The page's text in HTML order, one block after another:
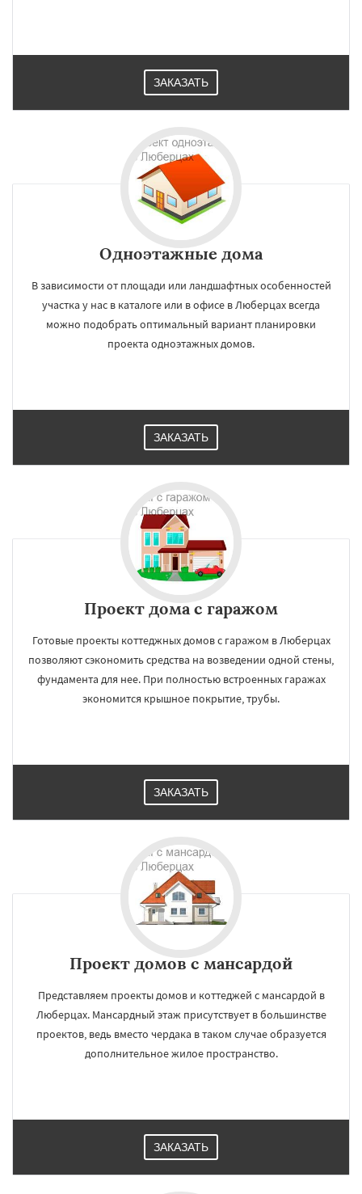
ЗАКАЗАТЬ
Одноэтажные дома
В зависимости от площади или ландшафтных особенностей
участка у нас в каталоге или в офисе в Люберцах всегда
можно подобрать оптимальный вариант планировки
проекта одноэтажных домов.
ЗАКАЗАТЬ
Проект дома с гаражом
Готовые проекты коттеджных домов с гаражом в Люберцах
позволяют сэкономить средства на возведении одной стены,
фундамента для нее. При полностью встроенных гаражах
экономится крышное покрытие, трубы.
ЗАКАЗАТЬ
Проект домов с мансардой
Представляем проекты домов и коттеджей с мансардой в
Люберцах. Мансардный этаж присутствует в большинстве
проектов, ведь вместо чердака в таком случае образуется
дополнительное жилое пространство.
ЗАКАЗАТЬ